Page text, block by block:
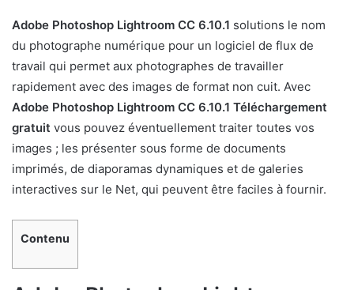
Adobe Photoshop Lightroom CC 6.10.1 solutions le nom
du photographe numérique pour un logiciel de flux de
travail qui permet aux photographes de travailler
rapidement avec des images de format non cuit. Avec
Adobe Photoshop Lightroom CC 6.10.1 Téléchargement
gratuit vous pouvez éventuellement traiter toutes vos
images ; les présenter sous forme de documents
imprimés, de diaporamas dynamiques et de galeries
interactives sur le Net, qui peuvent être faciles à fournir.
Contenu